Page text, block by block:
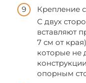
Крепление
С двух
вставляют
7 см от
которые не
опорным